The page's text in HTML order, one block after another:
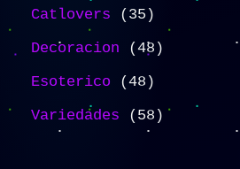
Catlovers 35
Decoracion 48
Esoterico 48
Variedades 58